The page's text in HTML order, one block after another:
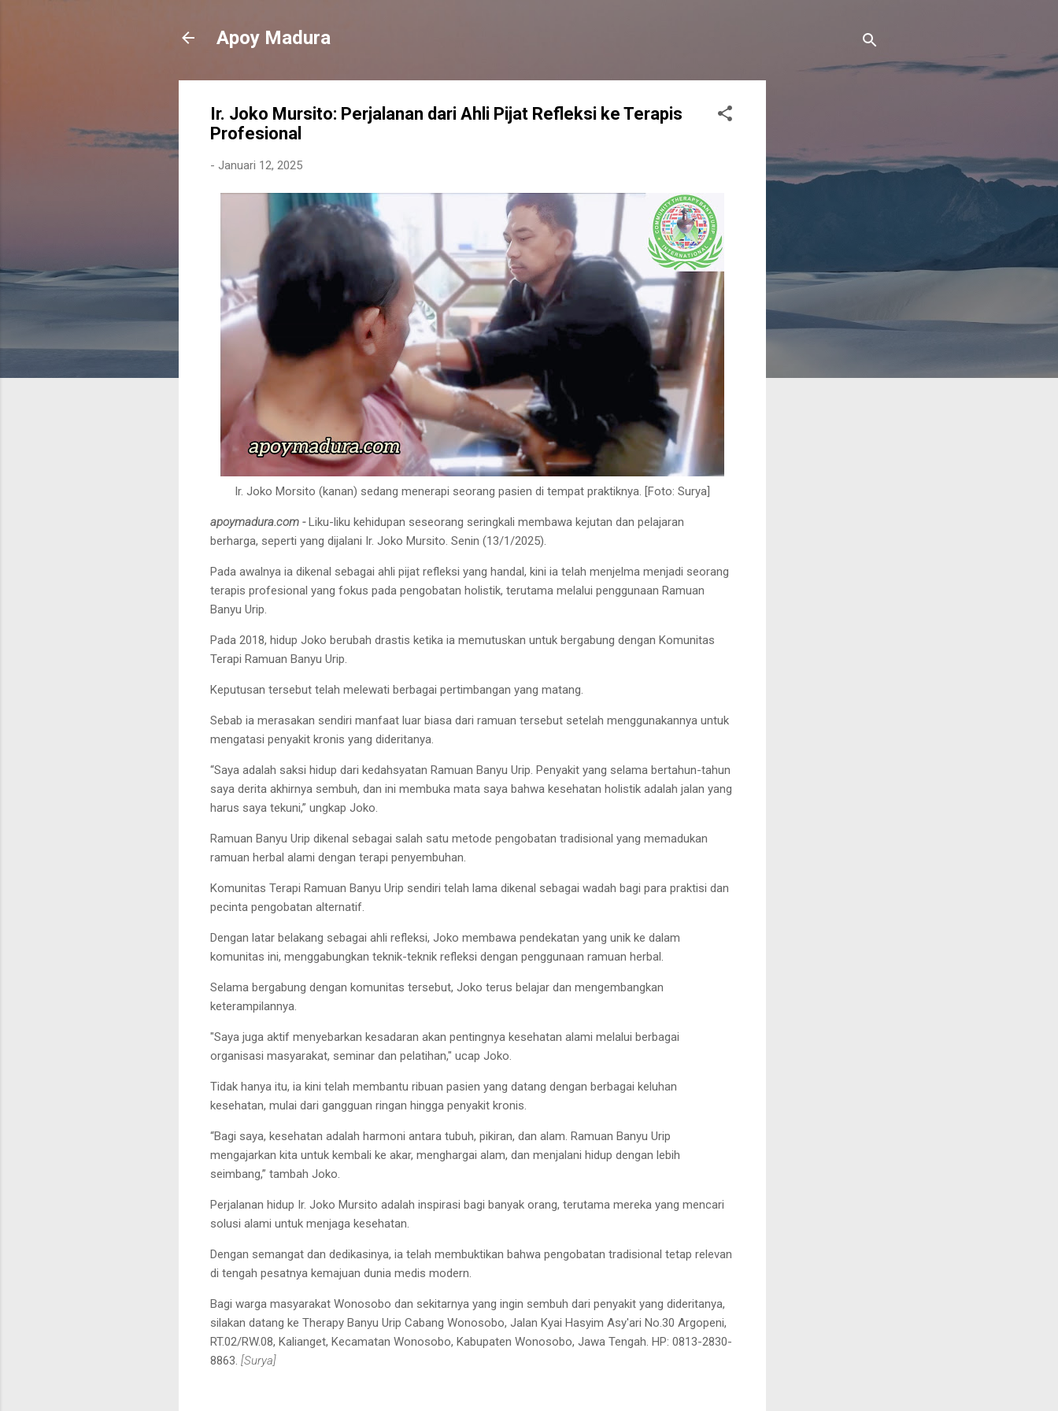
Apoy Madura
Ir. Joko Mursito: Perjalanan dari Ahli Pijat Refleksi ke Terapis
Profesional
- Januari 12, 2025
Ir. Joko Morsito (kanan) sedang menerapi seorang pasien di tempat praktiknya. [Foto: Surya]
apoymadura.com -Liku-liku kehidupan seseorang seringkali membawa kejutan dan pelajaran
berharga, seperti yang dijalani Ir. Joko Mursito. Senin (13/1/2025).
Pada awalnya ia dikenal sebagai ahli pijat refleksi yang handal, kini ia telah menjelma menjadi seorang
terapis profesional yang fokus pada pengobatan holistik, terutama melalui penggunaan Ramuan
Banyu Urip.
Pada 2018, hidup Joko berubah drastis ketika ia memutuskan untuk bergabung dengan Komunitas
Terapi Ramuan Banyu Urip.
Keputusan tersebut telah melewati berbagai pertimbangan yang matang.
Sebab ia merasakan sendiri manfaat luar biasa dari ramuan tersebut setelah menggunakannya untuk
mengatasi penyakit kronis yang dideritanya.
“Saya adalah saksi hidup dari kedahsyatan Ramuan Banyu Urip. Penyakit yang selama bertahun-tahun
saya derita akhirnya sembuh, dan ini membuka mata saya bahwa kesehatan holistik adalah jalan yang
harus saya tekuni,” ungkap Joko.
Ramuan Banyu Urip dikenal sebagai salah satu metode pengobatan tradisional yang memadukan
ramuan herbal alami dengan terapi penyembuhan.
Komunitas Terapi Ramuan Banyu Urip sendiri telah lama dikenal sebagai wadah bagi para praktisi dan
pecinta pengobatan alternatif.
Dengan latar belakang sebagai ahli refleksi, Joko membawa pendekatan yang unik ke dalam
komunitas ini, menggabungkan teknik-teknik refleksi dengan penggunaan ramuan herbal.
Selama bergabung dengan komunitas tersebut, Joko terus belajar dan mengembangkan
keterampilannya.
"Saya juga aktif menyebarkan kesadaran akan pentingnya kesehatan alami melalui berbagai
organisasi masyarakat, seminar dan pelatihan," ucap Joko.
Tidak hanya itu, ia kini telah membantu ribuan pasien yang datang dengan berbagai keluhan
kesehatan, mulai dari gangguan ringan hingga penyakit kronis.
“Bagi saya, kesehatan adalah harmoni antara tubuh, pikiran, dan alam. Ramuan Banyu Urip
mengajarkan kita untuk kembali ke akar, menghargai alam, dan menjalani hidup dengan lebih
seimbang,” tambah Joko.
Perjalanan hidup Ir. Joko Mursito adalah inspirasi bagi banyak orang, terutama mereka yang mencari
solusi alami untuk menjaga kesehatan.
Dengan semangat dan dedikasinya, ia telah membuktikan bahwa pengobatan tradisional tetap relevan
di tengah pesatnya kemajuan dunia medis modern.
Bagi warga masyarakat Wonosobo dan sekitarnya yang ingin sembuh dari penyakit yang dideritanya,
silakan datang ke Therapy Banyu Urip Cabang Wonosobo, Jalan Kyai Hasyim Asy'ari No.30 Argopeni,
RT.02/RW.08, Kalianget, Kecamatan Wonosobo, Kabupaten Wonosobo, Jawa Tengah. HP: 0813-2830-
8863. [Surya]